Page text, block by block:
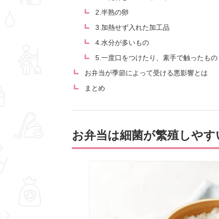
2.半熟の卵
3.加熱せず入れた加工品
4.水分が多いもの
5.一度口をつけたり、素手で触ったもの
お弁当が季節によって受ける悪影響とは
まとめ
お弁当は細菌が繁殖しやす